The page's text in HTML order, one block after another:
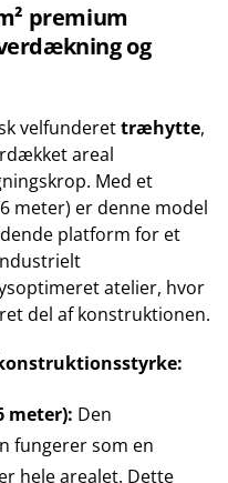
premium
og
velfunderettræhytte,
areal
Med et
meter) er denne model
platform for et
atelier, hvor
del af konstruktionen.
meter): Den
fungerer som en
hele arealet. Dette